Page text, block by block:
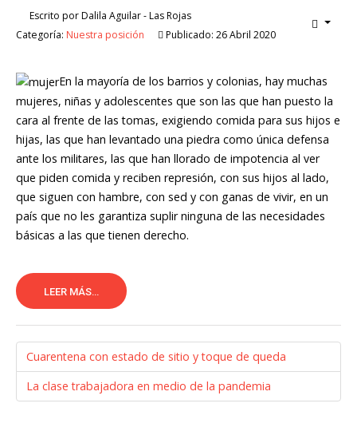
Escrito porDalila Aguilar - Las Rojas
Categoría: Nuestra posición Publicado: 26 Abril 2020
En la mayoría de los barrios y colonias, hay muchas
mujeres, niñas y adolescentes que son las que han puesto la
cara al frente de las tomas, exigiendo comida para sus hijos e
hijas, las que han levantado una piedra como única defensa
ante los militares, las que han llorado de impotencia al ver
que piden comida y reciben represión, con sus hijos al lado,
que siguen con hambre, con sed y con ganas de vivir, en un
país que no les garantiza suplir ninguna de las necesidades
básicas a las que tienen derecho.
LEER MÁS...
Cuarentena con estado de sitio y toque de queda
La clase trabajadora en medio de la pandemia